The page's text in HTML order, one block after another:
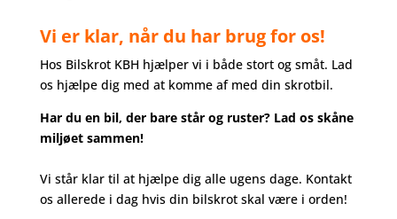
Vi er klar, når du har brug for os!
Hos Bilskrot KBH hjælper vi i både stort og småt. Lad
os hjælpe dig med at komme af med din skrotbil.
Har du en bil, der bare står og ruster? Lad os skåne
miljøet sammen!
Vi står klar til at hjælpe dig alle ugens dage. Kontakt
os allerede i dag hvis din bilskrot skal være i orden!